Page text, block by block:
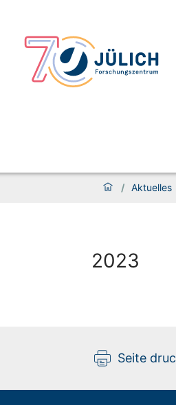
/ Aktuelles
2023
Seite